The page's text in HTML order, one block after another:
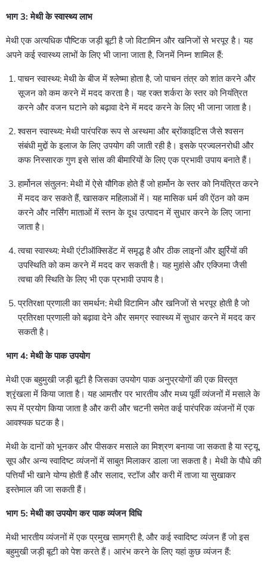
भाग 3: मेथी के स्वास्थ्य लाभ
मेथी एक अत्यधिक पौष्टिक जड़ी बूटी है जो विटामिन और खनिजों से भरपूर है। यह
अपने कई स्वास्थ्य लाभों के लिए भी जाना जाता है, जिनमें निम्न शामिल हैं:
पाचन स्वास्थ्य: मेथी के बीज में श्लेष्मा होता है, जो पाचन तंत्र को शांत करने और
सूजन को कम करने में मदद करता है। यह रक्त शर्करा के स्तर को नियंत्रित
करने और वजन घटाने को बढ़ावा देने में मदद करने के लिए भी जाना जाता है।
श्वसन स्वास्थ्य: मेथी पारंपरिक रूप से अस्थमा और ब्रोंकाइटिस जैसे श्वसन
संबंधी मुद्दों के इलाज के लिए उपयोग की जाती रही है। इसके प्रज्वलनरोधी और
कफ निस्सारक गुण इसे सांस की बीमारियों के लिए एक प्रभावी उपाय बनाते हैं।
हार्मोनल संतुलन: मेथी में ऐसे यौगिक होते हैं जो हार्मोन के स्तर को नियंत्रित करने
में मदद कर सकते हैं, खासकर महिलाओं में। यह मासिक धर्म की ऐंठन को कम
करने और नर्सिंग माताओं में स्तन के दूध उत्पादन में सुधार करने के लिए जाना
जाता है।
त्वचा स्वास्थ्य: मेथी एंटीऑक्सिडेंट में समृद्ध है और ठीक लाइनों और झुर्रियों की
उपस्थिति को कम करने में मदद कर सकती है। यह मुहांसे और एक्जिमा जैसी
त्वचा की स्थिति के लिए भी एक प्रभावी उपाय है।
प्रतिरक्षा प्रणाली का समर्थन: मेथी विटामिन और खनिजों से भरपूर होती है जो
प्रतिरक्षा प्रणाली को बढ़ावा देने और समग्र स्वास्थ्य में सुधार करने में मदद कर
सकती है।
भाग 4: मेथी के पाक उपयोग
मेथी एक बहुमुखी जड़ी बूटी है जिसका उपयोग पाक अनुप्रयोगों की एक विस्तृत
श्रृंखला में किया जाता है। यह आमतौर पर भारतीय और मध्य पूर्वी व्यंजनों में मसाले के
रूप में प्रयोग किया जाता है और करी और चटनी समेत कई पारंपरिक व्यंजनों में एक
आवश्यक घटक है।
मेथी के दानों को भूनकर और पीसकर मसाले का मिश्रण बनाया जा सकता है या स्ट्यू,
सूप और अन्य स्वादिष्ट व्यंजनों में साबुत मिलाकर डाला जा सकता है। मेथी के पौधे की
पत्तियाँ भी खाने योग्य होती हैं और सलाद, स्टॉज और करी में ताजा या सुखाकर
इस्तेमाल की जा सकती हैं।
भाग 5: मेथी का उपयोग कर पाक व्यंजन विधि
मेथी भारतीय व्यंजनों में एक प्रमुख सामग्री है, और कई स्वादिष्ट व्यंजन हैं जो इस
बहुमुखी जड़ी बूटी को पेश करते हैं। आरंभ करने के लिए यहां कुछ व्यंजन हैं: